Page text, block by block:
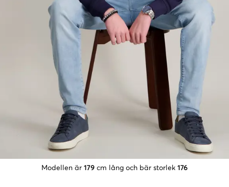
Modellen är 179 cm lång och bär storlek 176